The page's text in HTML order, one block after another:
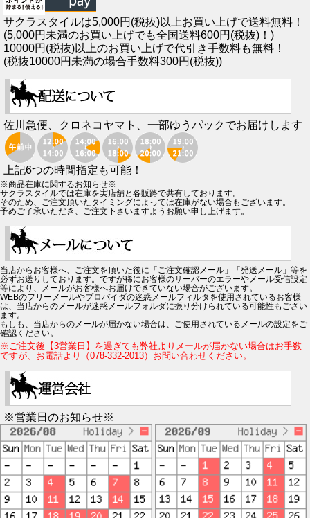
サクラスタイルは5,000円(税抜)以上お買い上げで送料無料！
(5,000円未満のお買い上げでも全国送料600円(税抜)！)
10000円(税抜)以上のお買い上げで代引き手数料も無料！
(税抜10000円未満の場合手数料300円(税抜))
佐川急便、クロネコヤマト、一部ゆうパックでお届けします
上記6つの時間指定も可能！
※商品在庫に関するお知らせ※
サクラスタイルでは在庫を実店舗と各販路で共有しております。
そのため、ご注文頂いたタイミングによっては在庫がない場合もございます。
予めご了承いただき、ご注文下さいますようお願い申し上げます。
当店からお客様へ、ご注文を頂いた後に「ご注文確認メール」「発送メール」等を
必ずお送りしております。ですが稀にお客様のサーバーのエラーやメール受信設定
等により、メールがお客様へお届けできていない場合がございます。
WEBのフリーメールやプロバイダの迷惑メールフィルタを使用されているお客様
は、当店からのメールが迷惑メールフォルダに振り分けられている可能性もござい
ます。
もしも、当店からのメールが届かない場合は、ご使用されているメールの設定をご
確認ください。
※ご注文後【3営業日】を過ぎても弊社よりメールが届かない場合はお手数
ですが、お電話より（078-332-2013）お問い合わせください。
※営業日のお知らせ※